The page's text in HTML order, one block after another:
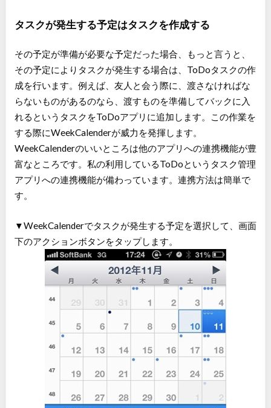
タスクが発生する予定はタスクを作成する
その予定が準備が必要な予定だった場合、もっと言うと、
その予定によりタスクが発生する場合は、ToDoタスクの作
成を行います。例えば、友人と会う際に、渡さなければな
らないものがあるのなら、渡すものを準備してバックに入
れるというタスクをToDoアプリに追加します。この作業を
する際にWeekCalenderが威力を発揮します。
WeekCalenderのいいところは他のアプリへの連携機能が豊
富なところです。私の利用しているToDoというタスク管理
アプリへの連携機能が備わっています。連携方法は簡単で
す。
▼WeekCalenderでタスクが発生する予定を選択して、画面
下のアクションボタンをタップします。